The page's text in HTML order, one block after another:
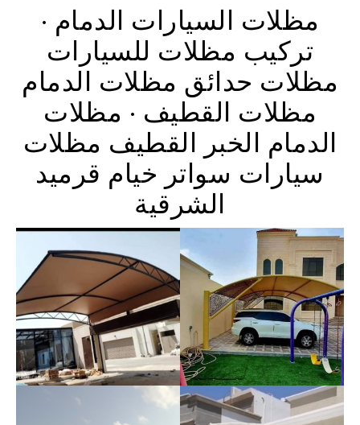
مظلات السيارات الدمام ·
تركيب مظلات للسيارات
مظلات حدائق مظلات الدمام
مظلات القطيف · مظلات
الدمام الخبر القطيف مظلات
سيارات سواتر خيام قرميد
الشرقية